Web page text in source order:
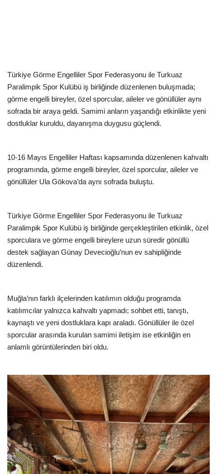
Gündem
Dünya
Türkiye Görme Engelliler Spor Federasyonu ile Turkuaz
Paralimpik Spor Kulübü iş birliğinde düzenlenen buluşmada;
görme engelli bireyler, özel sporcular, aileler ve gönüllüler aynı
sofrada bir araya geldi. Samimi anların yaşandığı etkinlikte yeni
dostluklar kuruldu, dayanışma duygusu güçlendi.
10-16 Mayıs Engelliler Haftası kapsamında düzenlenen kahvaltı
programında, görme engelli bireyler, özel sporcular, aileler ve
gönüllüler Ula Gökova’da aynı sofrada buluştu.
Türkiye Görme Engelliler Spor Federasyonu ile Turkuaz
Paralimpik Spor Kulübü iş birliğinde gerçekleştirilen etkinlik, özel
sporculara ve görme engelli bireylere uzun süredir gönüllü
destek sağlayan Günay Devecioğlu’nun ev sahipliğinde
düzenlendi.
Muğla’nın farklı ilçelerinden katılımın olduğu programda
katılımcılar yalnızca kahvaltı yapmadı; sohbet etti, tanıştı,
kaynaştı ve yeni dostluklara kapı araladı. Gönüllüler ile özel
sporcular arasında kurulan samimi iletişim ise etkinliğin en
anlamlı görüntülerinden biri oldu.